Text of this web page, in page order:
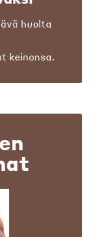
huolta
keinonsa.